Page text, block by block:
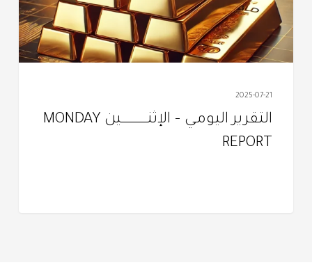
REPORT
2025-07-21
التقرير اليومـي – الإثنـــــــــــــــــــين MONDAY
REPORT